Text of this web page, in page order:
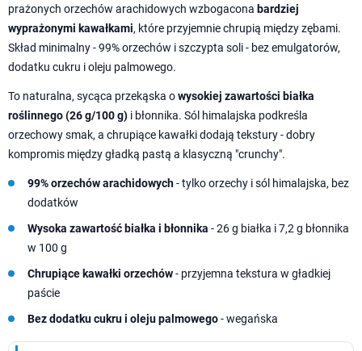
prażonych orzechów arachidowych wzbogacona bardziej
wyprażonymi kawałkami, które przyjemnie chrupią między zębami.
Skład minimalny - 99% orzechów i szczypta soli - bez emulgatorów,
dodatku cukru i oleju palmowego.
To naturalna, sycąca przekąska owysokiej zawartości białka
roślinnego (26 g/100 g) i błonnika. Sól himalajska podkreśla
orzechowy smak, a chrupiące kawałki dodają tekstury - dobry
kompromis między gładką pastą a klasyczną "crunchy".
99% orzechów arachidowych- tylko orzechy i sól himalajska, bez
dodatków
Wysoka zawartość białka i błonnika - 26 g białka i 7,2 g błonnika
w 100 g
Chrupiące kawałki orzechów- przyjemna tekstura w gładkiej
paście
Bez dodatku cukru i oleju palmowego- wegańska